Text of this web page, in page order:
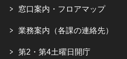
窓口案内・フロアマップ
業務案内（各課の連絡先）
第2・第4土曜日開庁